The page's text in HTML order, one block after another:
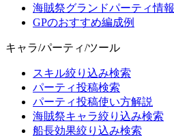
海賊祭グランドパーティ情報
GPのおすすめ編成例
キャラ/パーティ/ツール
スキル絞り込み検索
パーティ投稿検索
パーティ投稿使い方解説
海賊祭キャラ絞り込み検索
船長効果絞り込み検索